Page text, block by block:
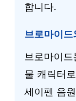
합니다.
브로마이
브로마이드
물 캐릭터
세이펜 음